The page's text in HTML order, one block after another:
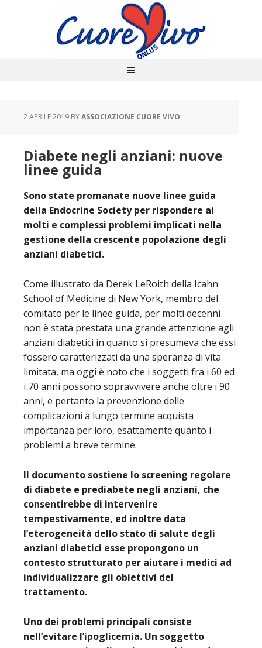
2 APRILE 2019 BYASSOCIAZIONE CUORE VIVO
Diabete negli anziani: nuove
linee guida
Sono state promanate nuove linee guida
della Endocrine Society per rispondere ai
molti e complessi problemi implicati nella
gestione della crescente popolazione degli
anziani diabetici.
Come illustrato da Derek LeRoith della Icahn
School of Medicine di New York, membro del
comitato per le linee guida, per molti decenni
non è stata prestata una grande attenzione agli
anziani diabetici in quanto si presumeva che essi
fossero caratterizzati da una speranza di vita
limitata, ma oggi è noto che i soggetti fra i 60 ed
i 70 anni possono sopravvivere anche oltre i 90
anni, e pertanto la prevenzione delle
complicazioni a lungo termine acquista
importanza per loro, esattamente quanto i
problemi a breve termine.
Il documento sostiene lo screening regolare
di diabete e prediabete negli anziani, che
consentirebbe di intervenire
tempestivamente, ed inoltre data
l’eterogeneità dello stato di salute degli
anziani diabetici esse propongono un
contesto strutturato per aiutare i medici ad
individualizzare gli obiettivi del
trattamento.
Uno dei problemi principali consiste
nell’evitare l’ipoglicemia. Un soggetto